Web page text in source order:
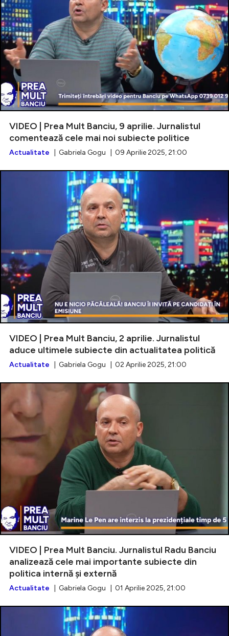
VIDEO | Prea Mult Banciu, 9 aprilie. Jurnalistul
comentează cele mai noi subiecte politice
Actualitate | Gabriela Gogu | 09 Aprilie 2025, 21:00
VIDEO | Prea Mult Banciu, 2 aprilie. Jurnalistul
aduce ultimele subiecte din actualitatea politică
Actualitate | Gabriela Gogu | 02 Aprilie 2025, 21:00
VIDEO | Prea Mult Banciu. Jurnalistul Radu Banciu
analizează cele mai importante subiecte din
politica internă și externă
Actualitate | Gabriela Gogu | 01 Aprilie 2025, 21:00